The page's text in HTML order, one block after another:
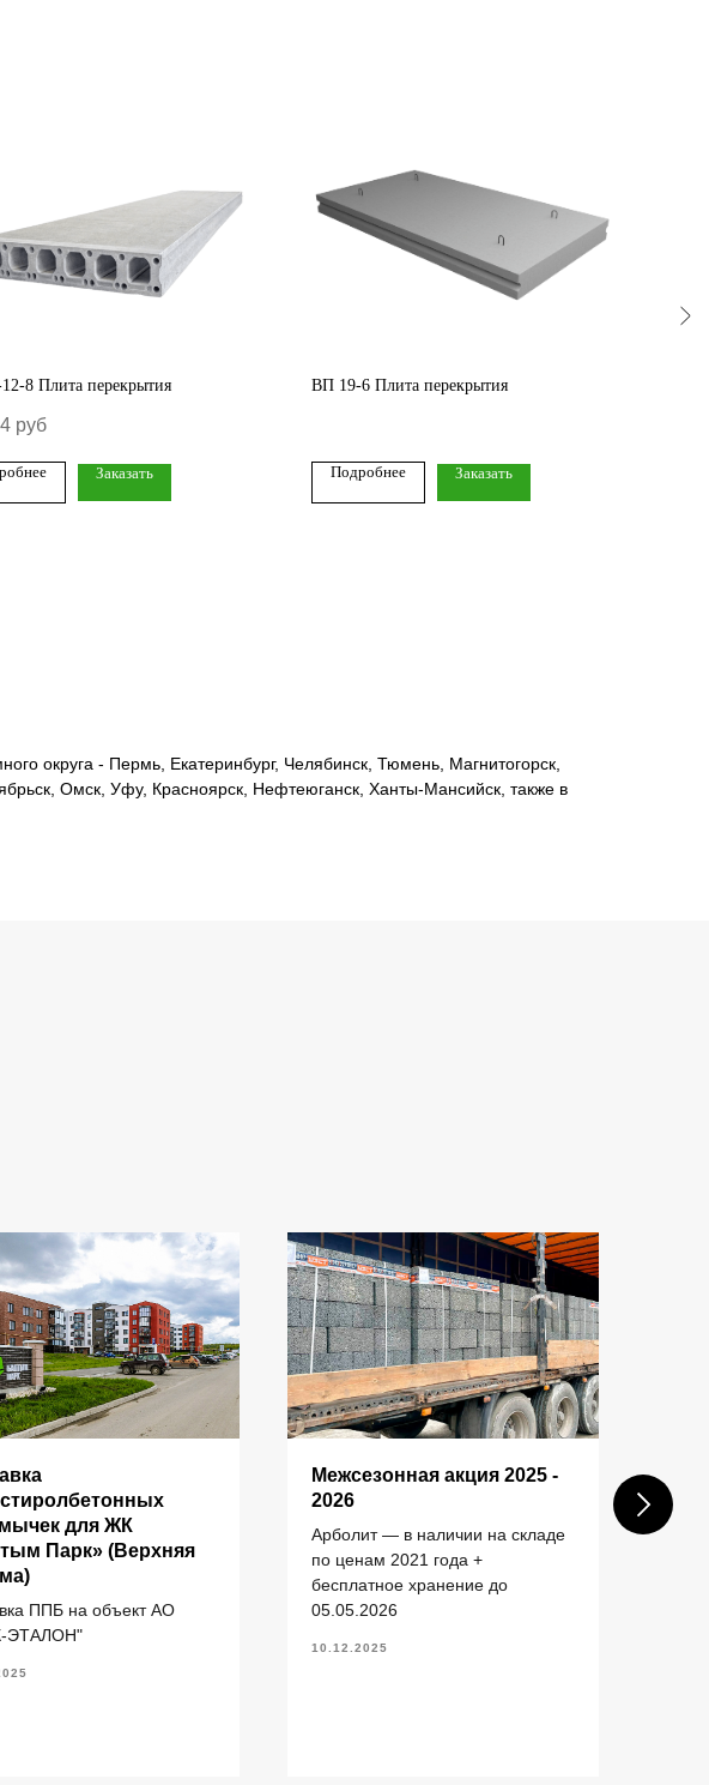
8 Плита перекрытия
руб
Заказать
ВП 19-6 Плита перекрытия
Подробнее Заказать
округа - Пермь, Екатеринбург, Челябинск, Тюмень, Магнитогорск,
Омск, Уфу, Красноярск, Нефтеюганск, Ханты-Мансийск, также в
для ЖК
Парк» (Верхняя
ППБ на объект АО
ЭТАЛОН"
Межсезонная акция 2025 -
2026
Арболит — в наличии на складе
по ценам 2021 года +
бесплатное хранение до
05.05.2026
10.12.2025
Политика конфиденциальности
Екатеринбург, Гурзуфская 44
+7 (343) 227-22-20
info@1uzst.ru